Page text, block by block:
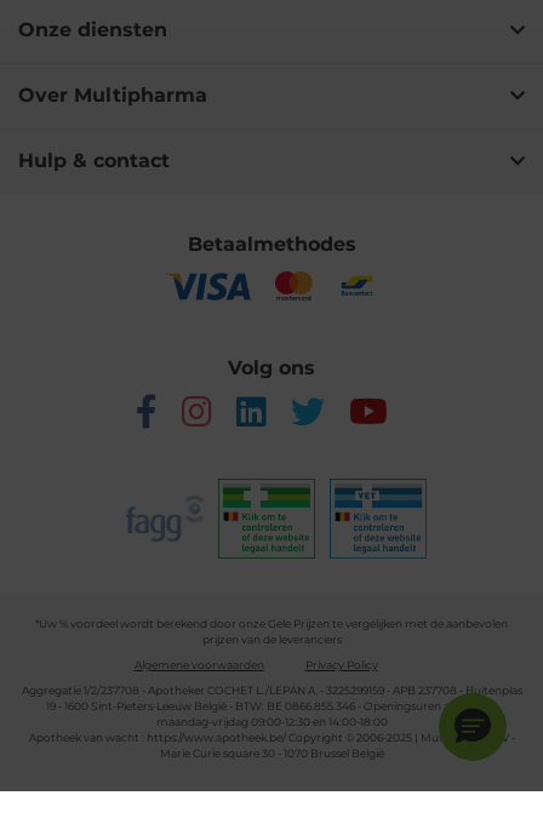
Onze diensten
Over Multipharma
Hulp & contact
Betaalmethodes
Volg ons
*Uw % voordeel wordt berekend door onze Gele Prijzen te vergelijken met de aanbevolen
prijzen van de leveranciers
Algemene voorwaarden
Privacy Policy
Aggregatie 1/2/237708 - Apotheker COCHET L./LEPAN A. - 3225299159 - APB 237708 - Buitenplas
19 - 1600 Sint-Pieters-Leeuw België - BTW: BE 0866.855.346 - Openingsuren apotheek:
maandag-vrijdag 09:00-12:30 en 14:00-18:00
Apotheek van wacht :
https://www.apotheek.be/Copyright © 2006-2025 | Multipharma CV -
Marie Curie square 30 - 1070 Brussel België